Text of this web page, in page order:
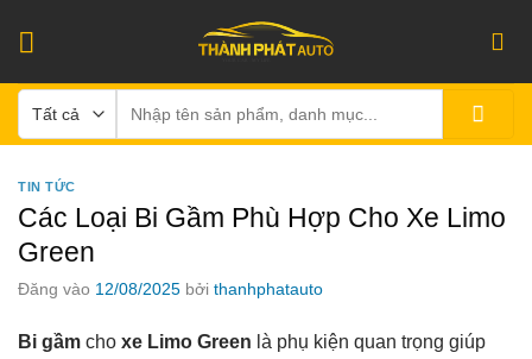
kiếm:
TIN TỨC
Các Loại Bi Gầm Phù Hợp Cho Xe Limo
Green
Đăng vào 12/08/2025 bởi thanhphatauto
Bi gầm cho xe Limo Green là phụ kiện quan trọng giúp